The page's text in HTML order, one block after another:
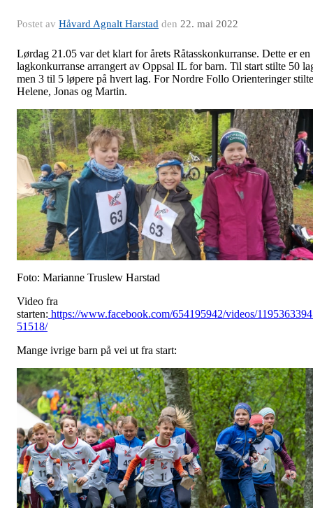
Postet av Håvard Agnalt Harstad den 22. mai 2022
Lørdag 21.05 var det klart for årets Råtasskonkurranse. Dette er en
lagkonkurranse arrangert av Oppsal IL for barn. Til start stilte 50
men 3 til 5 løpere på hvert lag. For Nordre Follo Orienteringer stilte
Helene, Jonas og Martin.
Foto: Marianne Truslew Harstad
Video fra
starten: https://www.facebook.com/654195942/videos/
51518/
Mange ivrige barn på vei ut fra start: